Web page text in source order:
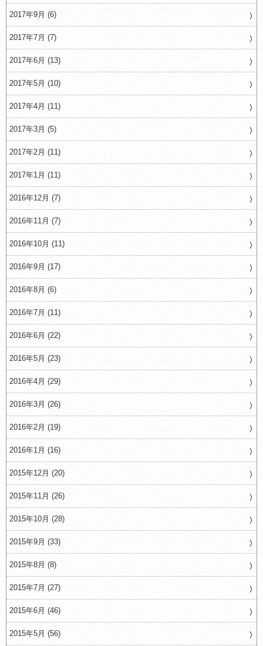
2017年9月 (6)
2017年7月 (7)
2017年6月 (13)
2017年5月 (10)
2017年4月 (11)
2017年3月 (5)
2017年2月 (11)
2017年1月 (11)
2016年12月 (7)
2016年11月 (7)
2016年10月 (11)
2016年9月 (17)
2016年8月 (6)
2016年7月 (11)
2016年6月 (22)
2016年5月 (23)
2016年4月 (29)
2016年3月 (26)
2016年2月 (19)
2016年1月 (16)
2015年12月 (20)
2015年11月 (26)
2015年10月 (28)
2015年9月 (33)
2015年8月 (8)
2015年7月 (27)
2015年6月 (46)
2015年5月 (56)